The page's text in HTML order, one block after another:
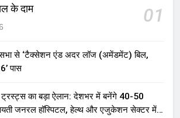
के दाम 01
से ‘टैक्सेशन एंड अदर लॉज (अमेंडमेंट) बिल,
पास
ट्रस्ट्स का बड़ा ऐलान: देशभर में बनेंगे 40-50
जनरल हॉस्पिटल, हेल्थ और एजुकेशन सेक्टर में